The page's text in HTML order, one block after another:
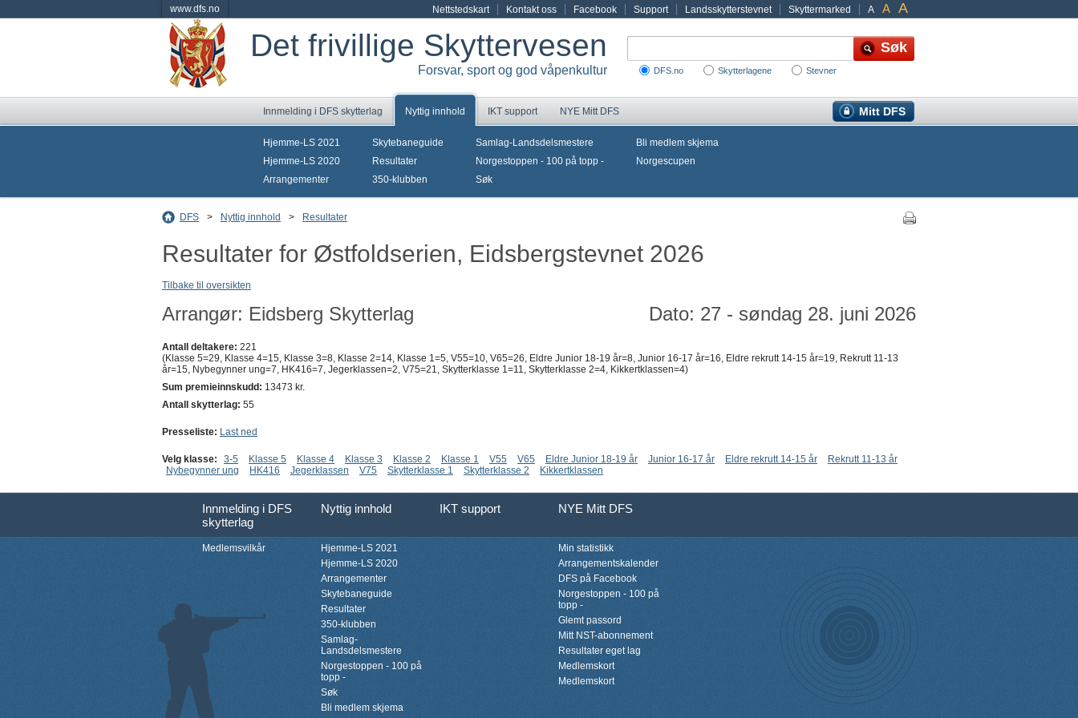
www.dfs.no A A A
Nettstedskart Kontakt oss Facebook Support Landsskytterstevnet Skyttermarked
Det frivillige Skyttervesen
Forsvar, sport og god våpenkultur DFS.no Skytterlagene Stevner
Innmelding i DFS skytterlag Nyttig innhold IKT support Mitt DFS
NYE Mitt DFS
Hjemme-LS 2021
Hjemme-LS 2020
Arrangementer
Skytebaneguide
Resultater
350-klubben
Samlag-Landsdelsmestere
Norgestoppen - 100 på topp -
Søk
Bli medlem skjema
Norgescupen
DFS > Nyttig innhold > Resultater
Resultater for Østfoldserien, Eidsbergstevnet 2026
Tilbake til oversikten
Arrangør: Eidsberg Skytterlag Dato: 27 - søndag 28. juni 2026
Antall deltakere: 221
(Klasse 5=29, Klasse 4=15, Klasse 3=8, Klasse 2=14, Klasse 1=5, V55=10, V65=26, Eldre Junior 18-19 år=8, Junior 16-17 år=16, Eldre rekrutt 14-15 år=19, Rekrutt 11-13
år=15, Nybegynner ung=7, HK416=7, Jegerklassen=2, V75=21, Skytterklasse 1=11, Skytterklasse 2=4, Kikkertklassen=4)
Sum premieinnskudd: 13473 kr.
Antall skytterlag: 55
Presseliste: Last ned
Velg klasse: 3-5 Klasse 5 Klasse 4 Klasse 3 Klasse 2 Klasse 1 V55 V65 Eldre Junior 18-19 år Junior 16-17 år Eldre rekrutt 14-15 år
Rekrutt 11-13 år
Nybegynner ung
HK416 Jegerklassen V75 Skytterklasse 1 Skytterklasse 2 Kikkertklassen
Innmelding i DFS
skytterlag
Nyttig innhold IKT support NYE Mitt DFS
Medlemsvilkår
Hjemme-LS 2021
Hjemme-LS 2020
Arrangementer
Skytebaneguide
Resultater
350-klubben
Samlag-
Landsdelsmestere
Norgestoppen - 100 på
topp -
Søk
Bli medlem skjema
Min statistikk
Arrangementskalender
DFS på Facebook
Norgestoppen - 100 på
topp -
Glemt passord
Mitt NST-abonnement
Resultater eget lag
Medlemskort
Medlemskort